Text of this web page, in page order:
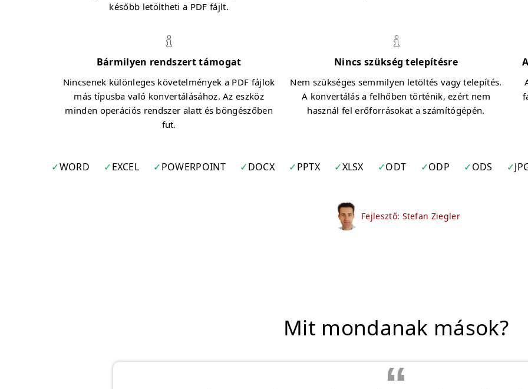
később letöltheti a PDF fájlt.
Bármilyen rendszert támogat
Nincsenek különleges követelmények a PDF fájlok
más típusba való konvertálásához. Az eszköz
minden operációs rendszer alatt és böngészőben
fut.
Nincs szükség telepítésre
Nem szükséges semmilyen letöltés vagy telepítés.
A konvertálás a felhőben történik, ezért nem
használ fel erőforrásokat a számítógépén.
WORD EXCEL POWERPOINT DOCX PPTX XLSX ODT ODP ODS
Fejlesztő: Stefan Ziegler
Mit mondanak mások?